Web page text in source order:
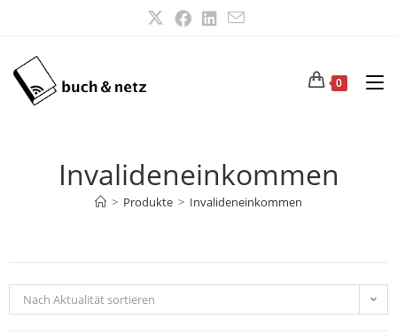
0
Invalideneinkommen
> Produkte > Invalideneinkommen
Nach Aktualität sortieren